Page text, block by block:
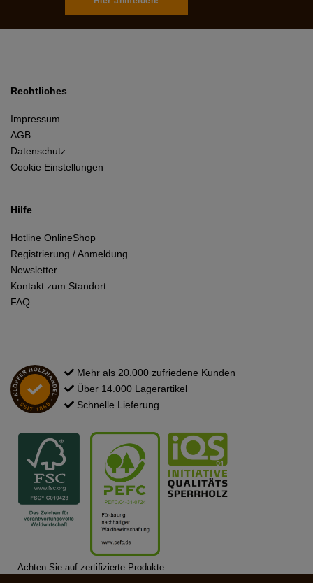
Rechtliches
Impressum
AGB
Datenschutz
Cookie Einstellungen
Hilfe
Hotline OnlineShop
Registrierung / Anmeldung
Newsletter
Kontakt zum Standort
FAQ
Mehr als 20.000 zufriedene Kunden
Über 14.000 Lagerartikel
Schnelle Lieferung
Achten Sie auf zertifizierte Produkte.